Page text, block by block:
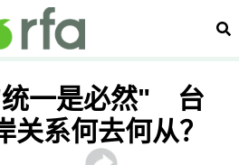
搜
统一是必然" 台
关系何去何从？